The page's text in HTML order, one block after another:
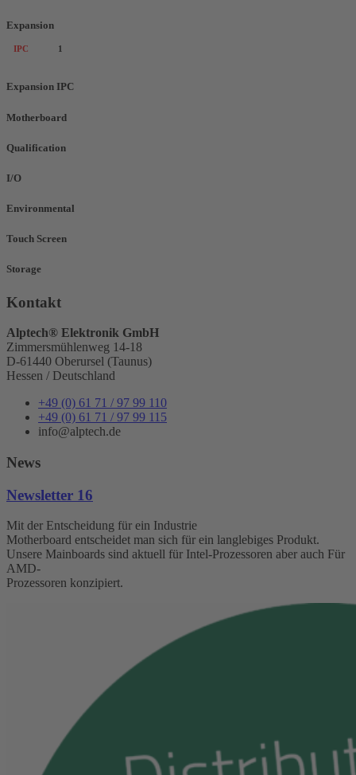
Expansion
IPC 1
Expansion IPC
Motherboard
Qualification
I/O
Environmental
Touch Screen
Storage
Kontakt
Alptech® Elektronik GmbH
Zimmersmühlenweg 14-18
D-61440 Oberursel (Taunus)
Hessen / Deutschland
+49 (0) 61 71 / 97 99 110
+49 (0) 61 71 / 97 99 115
info@alptech.de
News
Newsletter 16
Mit der Entscheidung für ein Industrie
Motherboard entscheidet man sich für ein langlebiges Produkt.
Unsere Mainboards sind aktuell für Intel-Prozessoren aber auch Für
AMD-
Prozessoren konzipiert.